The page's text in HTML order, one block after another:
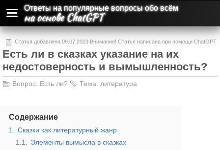
Ответы на популярные вопросы обо всём
на основе ChatGPT
Статья добавлена 09.07.2023 Внимание! Статья написана при помощи ChatGPT
и может содержать ошибки и неточности.
Есть ли в сказках указание на их
недостоверность и вымышленность?
Вопрос: Есть ли? Тема: литература
Содержание
1.
Сказки как литературный жанр
1.1.
Элементы вымысла в сказках